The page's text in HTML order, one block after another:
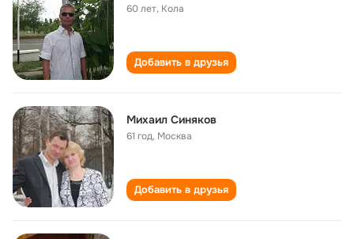
60 лет, Кола
Добавить в друзья
Михаил Синяков
61 год, Москва
Добавить в друзья